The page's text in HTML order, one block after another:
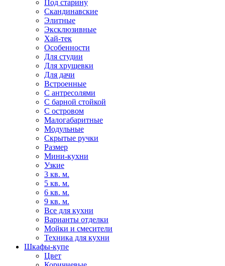
Под старину
Скандинавские
Элитные
Эксклюзивные
Хай-тек
Особенности
Для студии
Для хрущевки
Для дачи
Встроенные
С антресолями
С барной стойкой
С островом
Малогабаритные
Модульные
Скрытые ручки
Размер
Мини-кухни
Узкие
3 кв. м.
5 кв. м.
6 кв. м.
9 кв. м.
Все для кухни
Варианты отделки
Мойки и смесители
Техника для кухни
Шкафы-купе
Цвет